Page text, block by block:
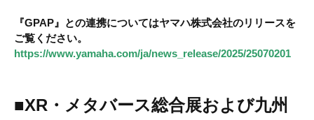
『GPAP』 との連携についてはヤマハ株式会社のリリースを
ご覧ください。
https://www.yamaha.com/ja/news_release/2025/25070201
■XR・メタバース総合展および九州